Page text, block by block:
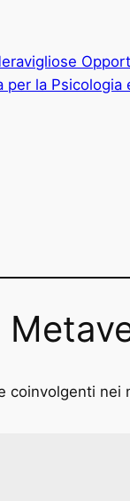
la Psicologia
coinvolgenti